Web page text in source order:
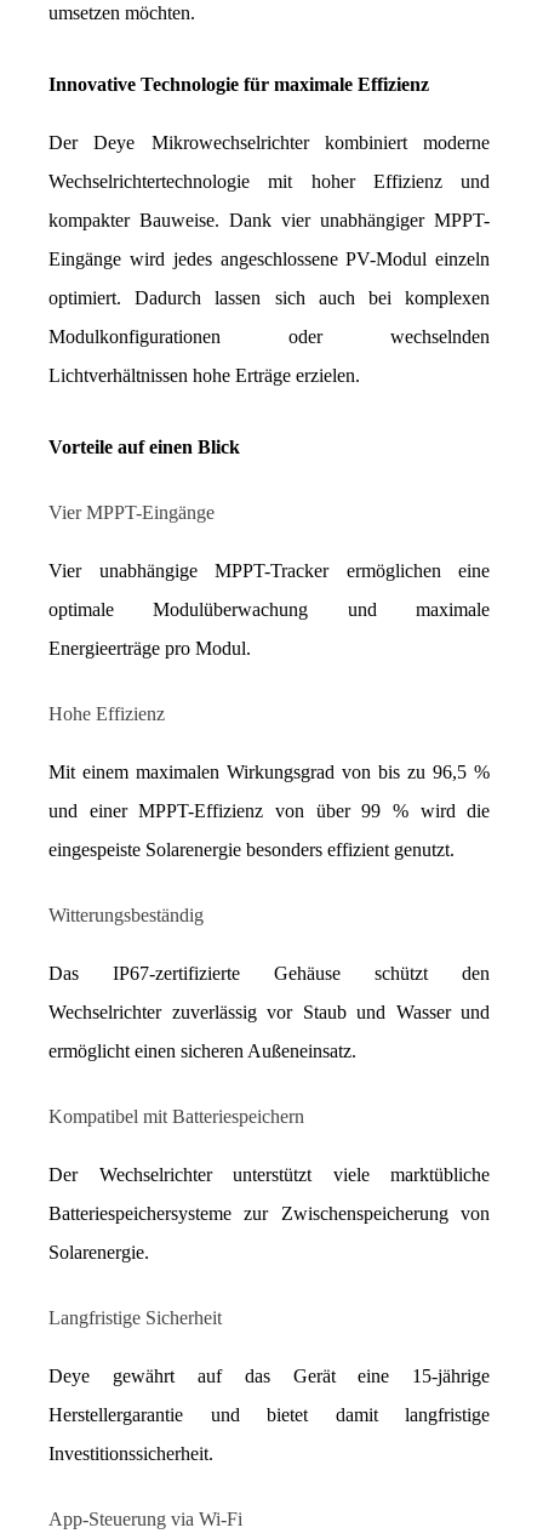
umsetzen möchten.
Innovative Technologie für maximale Effizienz
Der Deye Mikrowechselrichter kombiniert moderne
Wechselrichtertechnologie mit hoher Effizienz und
kompakter Bauweise. Dank vier unabhängiger MPPT-
Eingänge wird jedes angeschlossene PV-Modul einzeln
optimiert. Dadurch lassen sich auch bei komplexen
Modulkonfigurationen oder wechselnden
Lichtverhältnissen hohe Erträge erzielen.
Vorteile auf einen Blick
Vier MPPT-Eingänge
Vier unabhängige MPPT-Tracker ermöglichen eine
optimale Modulüberwachung und maximale
Energieerträge pro Modul.
Hohe Effizienz
Mit einem maximalen Wirkungsgrad von bis zu 96,5 %
und einer MPPT-Effizienz von über 99 % wird die
eingespeiste Solarenergie besonders effizient genutzt.
Witterungsbeständig
Das IP67-zertifizierte Gehäuse schützt den
Wechselrichter zuverlässig vor Staub und Wasser und
ermöglicht einen sicheren Außeneinsatz.
Kompatibel mit Batteriespeichern
Der Wechselrichter unterstützt viele marktübliche
Batteriespeichersysteme zur Zwischenspeicherung von
Solarenergie.
Langfristige Sicherheit
Deye gewährt auf das Gerät eine 15-jährige
Herstellergarantie und bietet damit langfristige
Investitionssicherheit.
App-Steuerung via Wi-Fi